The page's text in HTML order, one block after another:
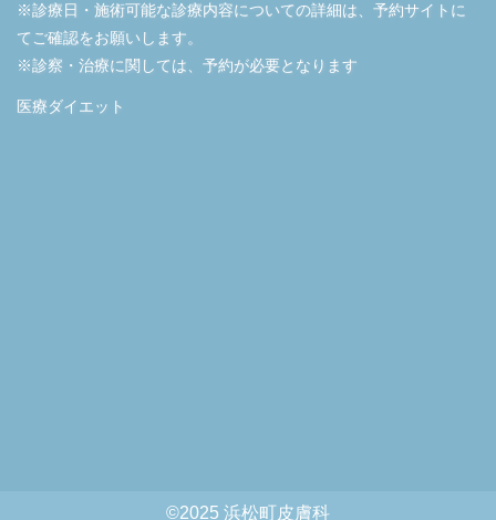
※診療日・施術可能な診療内容についての詳細は、予約サイトに
てご確認をお願いします。
※診察・治療に関しては、予約が必要となります
医療ダイエット
©2025 浜松町皮膚科